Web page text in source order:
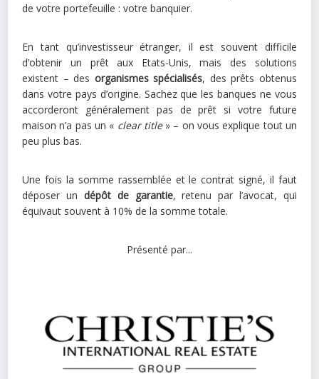
de votre portefeuille : votre banquier.
En tant qu’investisseur étranger, il est souvent difficile
d’obtenir un prêt aux Etats-Unis, mais des solutions
existent – des organismes spécialisés, des prêts obtenus
dans votre pays d’origine. Sachez que les banques ne vous
accorderont généralement pas de prêt si votre future
maison n’a pas un « clear title» – on vous explique tout un
peu plus bas.
Une fois la somme rassemblée et le contrat signé, il faut
déposer un dépôt de garantie, retenu par l’avocat, qui
équivaut souvent à 10% de la somme totale.
Présenté par...